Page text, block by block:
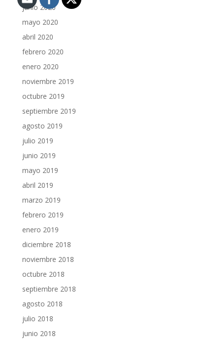
junio 2020
mayo 2020
abril 2020
febrero 2020
enero 2020
noviembre 2019
octubre 2019
septiembre 2019
agosto 2019
julio 2019
junio 2019
mayo 2019
abril 2019
marzo 2019
febrero 2019
enero 2019
diciembre 2018
noviembre 2018
octubre 2018
septiembre 2018
agosto 2018
julio 2018
junio 2018